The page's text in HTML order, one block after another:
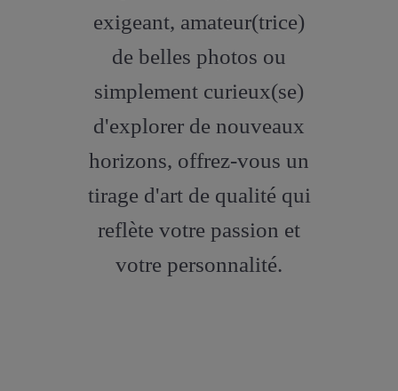
exigeant, amateur(trice)
de belles photos ou
simplement curieux(se)
d'explorer de nouveaux
horizons, offrez-vous un
tirage d'art de qualité qui
reflète votre passion et
votre personnalité.